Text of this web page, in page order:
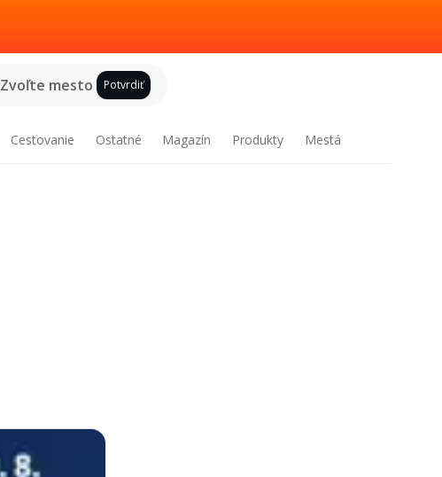
Zvoľte mesto Potvrdiť
Cestovanie Ostatné Magazín Produkty Mestá